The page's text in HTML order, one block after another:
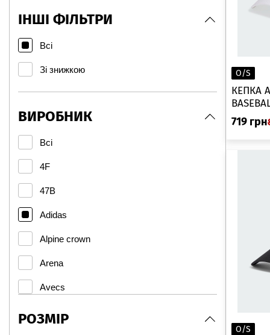
ІНШІ ФІЛЬТРИ
Всі
Зі знижкою
ВИРОБНИК
Всі
4F
47B
Adidas
Alpine crown
Arena
Avecs
РОЗМІР
O/S
КЕПКА
719 грн
O/S